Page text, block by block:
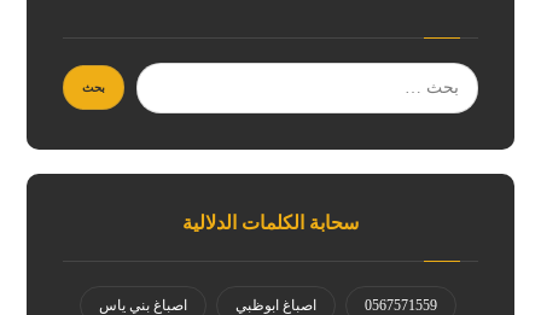
سحابة الكلمات الدلالية
0567571559 اصباغ ابوظبي اصباغ بني ياس